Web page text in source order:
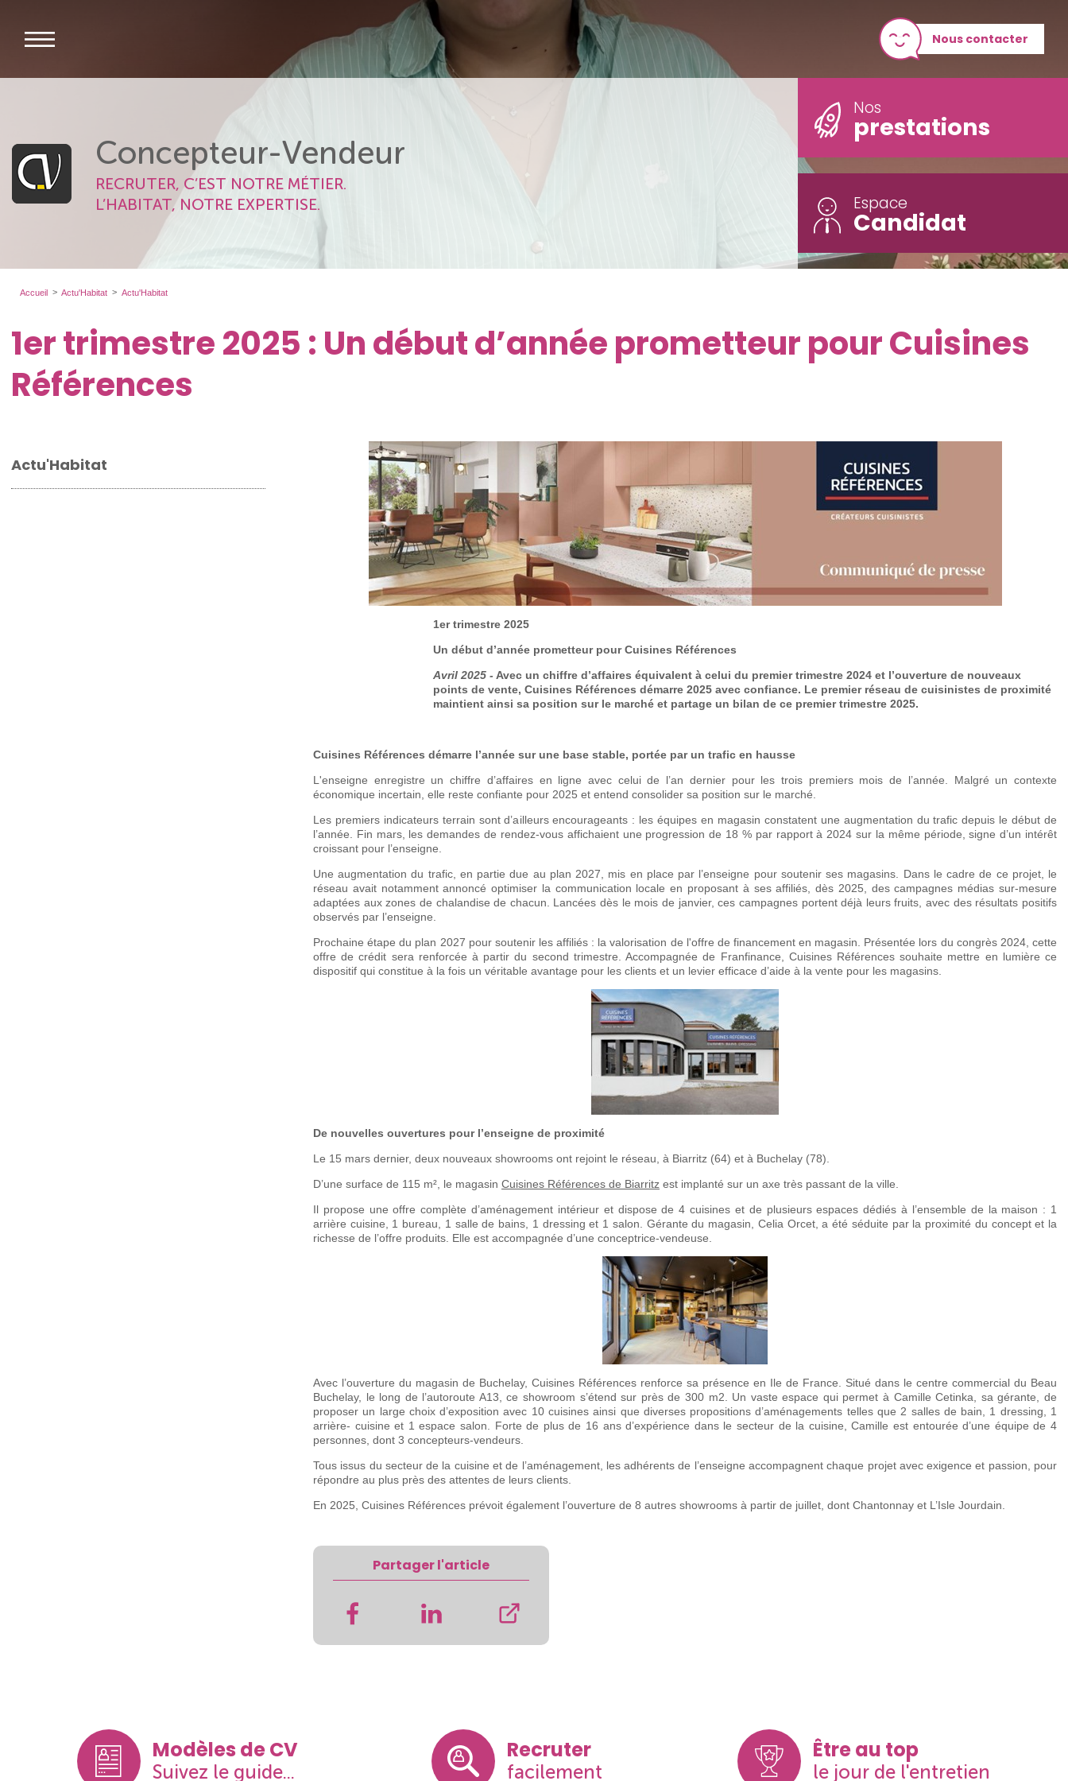
Nous contacter
Concepteur-Vendeur
RECRUTER, C’EST NOTRE MÉTIER.
L’HABITAT, NOTRE EXPERTISE.
Nos
prestations
Espace
Candidat
Accueil Actu'Habitat Actu'Habitat
1er trimestre 2025 : Un début d’année prometteur pour Cuisines
Références
Actu'Habitat
1er trimestre 2025
Un début d’année prometteur pour Cuisines Références
Avril 2025 - Avec un chiffre d’affaires équivalent à celui du premier trimestre 2024 et l’ouverture de nouveaux
points de vente, Cuisines Références démarre 2025 avec confiance. Le premier réseau de cuisinistes de proximité
maintient ainsi sa position sur le marché et partage un bilan de ce premier trimestre 2025.
Cuisines Références démarre l’année sur une base stable, portée par un trafic en hausse
L'enseigne enregistre un chiffre d’affaires en ligne avec celui de l’an dernier pour les trois premiers mois de l’année. Malgré un contexte
économique incertain, elle reste confiante pour 2025 et entend consolider sa position sur le marché.
Les premiers indicateurs terrain sont d’ailleurs encourageants : les équipes en magasin constatent une augmentation du trafic depuis le début de
l’année. Fin mars, les demandes de rendez-vous affichaient une progression de 18 % par rapport à 2024 sur la même période, signe d’un intérêt
croissant pour l’enseigne.
Une augmentation du trafic, en partie due au plan 2027, mis en place par l’enseigne pour soutenir ses magasins. Dans le cadre de ce projet, le
réseau avait notamment annoncé optimiser la communication locale en proposant à ses affiliés, dès 2025, des campagnes médias sur-mesure
adaptées aux zones de chalandise de chacun. Lancées dès le mois de janvier, ces campagnes portent déjà leurs fruits, avec des résultats positifs
observés par l’enseigne.
Prochaine étape du plan 2027 pour soutenir les affiliés : la valorisation de l'offre de financement en magasin. Présentée lors du congrès 2024, cette
offre de crédit sera renforcée à partir du second trimestre. Accompagnée de Franfinance, Cuisines Références souhaite mettre en lumière ce
dispositif qui constitue à la fois un véritable avantage pour les clients et un levier efficace d’aide à la vente pour les magasins.
De nouvelles ouvertures pour l’enseigne de proximité
Le 15 mars dernier, deux nouveaux showrooms ont rejoint le réseau, à Biarritz (64) et à Buchelay (78).
D’une surface de 115 m², le magasin Cuisines Références de Biarritz est implanté sur un axe très passant de la ville.
Il propose une offre complète d’aménagement intérieur et dispose de 4 cuisines et de plusieurs espaces dédiés à l’ensemble de la maison : 1
arrière cuisine, 1 bureau, 1 salle de bains, 1 dressing et 1 salon. Gérante du magasin, Celia Orcet, a été séduite par la proximité du concept et la
richesse de l’offre produits. Elle est accompagnée d’une conceptrice-vendeuse.
Avec l’ouverture du magasin de Buchelay, Cuisines Références renforce sa présence en Ile de France. Situé dans le centre commercial du Beau
Buchelay, le long de l’autoroute A13, ce showroom s’étend sur près de 300 m2. Un vaste espace qui permet à Camille Cetinka, sa gérante, de
proposer un large choix d’exposition avec 10 cuisines ainsi que diverses propositions d’aménagements telles que 2 salles de bain, 1 dressing, 1
arrière- cuisine et 1 espace salon. Forte de plus de 16 ans d’expérience dans le secteur de la cuisine, Camille est entourée d’une équipe de 4
personnes, dont 3 concepteurs-vendeurs.
Tous issus du secteur de la cuisine et de l’aménagement, les adhérents de l’enseigne accompagnent chaque projet avec exigence et passion, pour
répondre au plus près des attentes de leurs clients.
En 2025, Cuisines Références prévoit également l’ouverture de 8 autres showrooms à partir de juillet, dont Chantonnay et L’Isle Jourdain.
Partager l'article
Modèles de CV
Suivez le guide...
Recruter
facilement
Être au top
le jour de l'entretien